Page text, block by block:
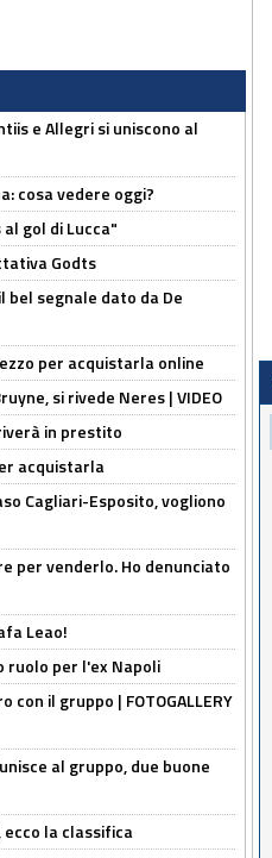
e Allegri si uniscono al
cosa vedere oggi?
gol di Lucca"
Godts
bel segnale dato da De
per acquistarla online
si rivede Neres | VIDEO
in prestito
acquistarla
Cagliari-Esposito, vogliono
per venderlo. Ho denunciato
Leao!
ruolo per l'ex Napoli
il gruppo | FOTOGALLERY
al gruppo, due buone
ecco la classifica